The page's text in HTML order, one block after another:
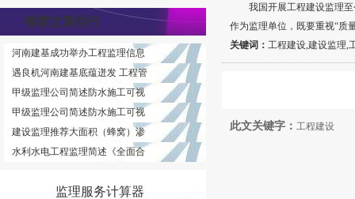
推荐文章排行
河南建基成功举办工程监理信息
遇良机河南建基底蕴迸发 工程管
甲级监理公司简述防水施工可视
甲级监理公司简述防水施工可视
建设监理推荐大面积（蜂窝）渗
水利水电工程监理简述《全面合
监理服务计算器
我国开展工程建设监理至
作为监理单位，既要重视“质
关键词： 工程建设,建设监理,
此文关键字： 工程建设